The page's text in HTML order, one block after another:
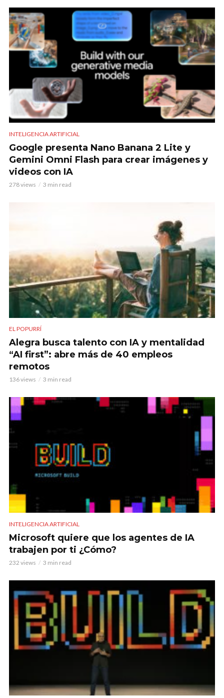
INTELIGENCIA ARTIFICIAL
Google presenta Nano Banana 2 Lite y
Gemini Omni Flash para crear imágenes y
videos con IA
278 views 3 min read
EL POPURRÍ
Alegra busca talento con IA y mentalidad
“AI first”: abre más de 40 empleos
remotos
136 views 3 min read
INTELIGENCIA ARTIFICIAL
Microsoft quiere que los agentes de IA
trabajen por ti ¿Cómo?
232 views 3 min read